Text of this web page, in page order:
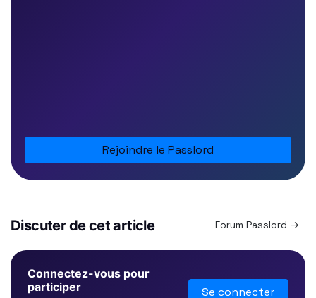
Rejoindre le Passlord
Discuter de cet article Forum Passlord →
Connectez-vous pour
participer
Se connecter